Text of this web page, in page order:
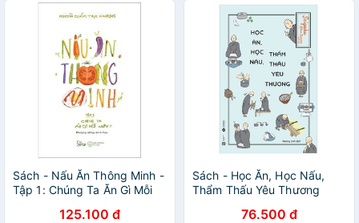
Sách - Nấu Ăn Thông Minh -
Tập 1: Chúng Ta Ăn Gì Mỗi
125.100 đ
Sách - Học Ăn, Học Nấu,
Thẩm Thấu Yêu Thương
76.500 đ